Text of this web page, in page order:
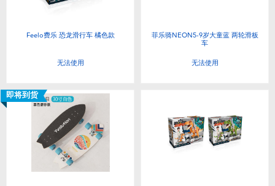
Feelo费乐 恐龙滑行车 橘色款
无法使用
菲乐骑NEON5-9岁大童蓝 两轮滑板
车
无法使用
即将到货